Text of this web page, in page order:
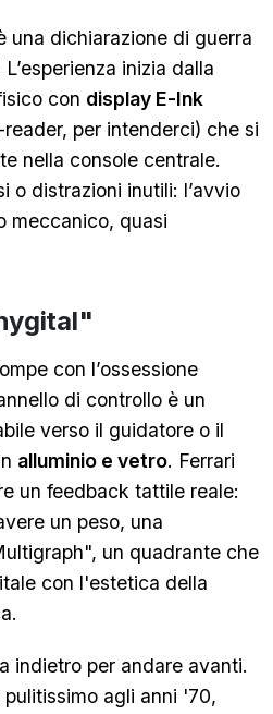
una dichiarazione di guerra
inizia dalla
con display E-Ink
per intenderci) che si
nella console centrale.
o distrazioni inutili: l’avvio
meccanico, quasi
con l’ossessione
di controllo è un
verso il guidatore o il
alluminio e vetro. Ferrari
un feedback tattile reale:
un peso, una
un quadrante che
con l'estetica della
indietro per andare avanti.
agli anni '70,